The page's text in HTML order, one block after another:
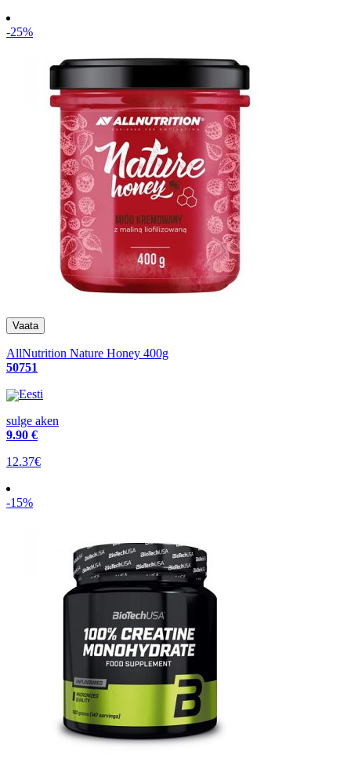
-25%
AllNutrition Nature Honey 400g
50751
Eesti
sulge aken
9.90 €
12.37€
-15%